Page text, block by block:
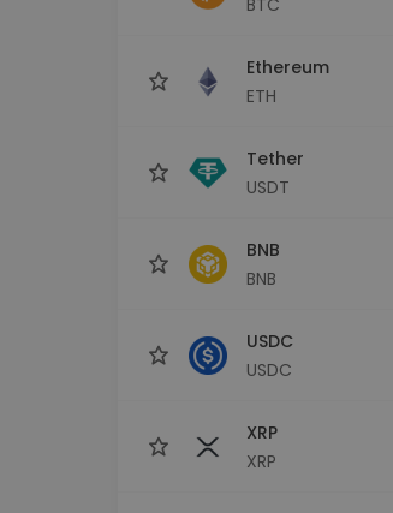
Ethereum
ETH
Tether
USDT
BNB
BNB
USDC
USDC
XRP
XRP